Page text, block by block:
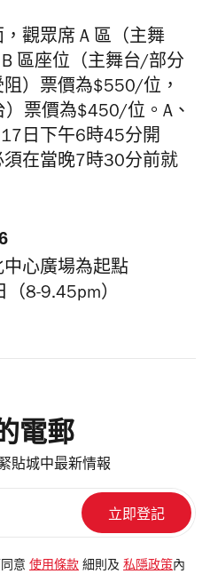
觀眾席 A 區（主舞
區座位（主舞台/部分
）票價為$550/位，
票價為$450/位。A、
日下午6時45分開
在當晚7時30分前就
心廣場為起點
8-9.45pm）
電郵
貼城中最新情報
意 使用條款 細則及 私隱政策 內